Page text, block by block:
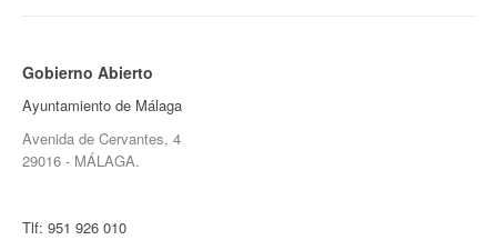
Gobierno Abierto
Ayuntamiento de Málaga
Avenida de Cervantes, 4
29016 - MÁLAGA.
Tlf: 951 926 010